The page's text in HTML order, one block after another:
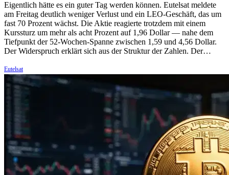
Eigentlich hätte es ein guter Tag werden können. Eutelsat meldete
am Freitag deutlich weniger Verlust und ein LEO-Geschäft, das um
fast 70 Prozent wächst. Die Aktie reagierte trotzdem mit einem
Kurssturz um mehr als acht Prozent auf 1,96 Dollar — nahe dem
Tiefpunkt der 52-Wochen-Spanne zwischen 1,59 und 4,56 Dollar.
Der Widerspruch erklärt sich aus der Struktur der Zahlen. Der…
Eutelsat